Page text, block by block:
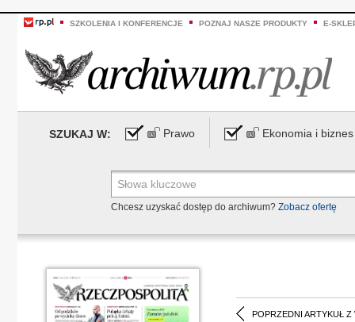
SZKOLENIA I KONFERENCJE POZNAJ NASZE PRODUKTY E-
SZUKAJ W: Prawo Ekonomia i biznes
Chcesz uzyskać dostęp do archiwum? Zobacz ofertę
POPRZEDNI ARTYKUŁ Z